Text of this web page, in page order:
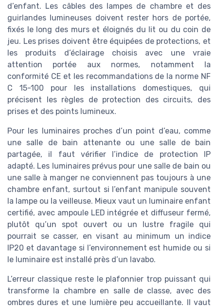
d’enfant. Les câbles des lampes de chambre et des
guirlandes lumineuses doivent rester hors de portée,
fixés le long des murs et éloignés du lit ou du coin de
jeu. Les prises doivent être équipées de protections, et
les produits d’éclairage choisis avec une vraie
attention portée aux normes, notamment la
conformité CE et les recommandations de la norme NF
C 15-100 pour les installations domestiques, qui
précisent les règles de protection des circuits, des
prises et des points lumineux.
Pour les luminaires proches d’un point d’eau, comme
une salle de bain attenante ou une salle de bain
partagée, il faut vérifier l’indice de protection IP
adapté. Les luminaires prévus pour une salle de bain ou
une salle à manger ne conviennent pas toujours à une
chambre enfant, surtout si l’enfant manipule souvent
la lampe ou la veilleuse. Mieux vaut un luminaire enfant
certifié, avec ampoule LED intégrée et diffuseur fermé,
plutôt qu’un spot ouvert ou un lustre fragile qui
pourrait se casser, en visant au minimum un indice
IP20 et davantage si l’environnement est humide ou si
le luminaire est installé près d’un lavabo.
L’erreur classique reste le plafonnier trop puissant qui
transforme la chambre en salle de classe, avec des
ombres dures et une lumière peu accueillante. Il vaut